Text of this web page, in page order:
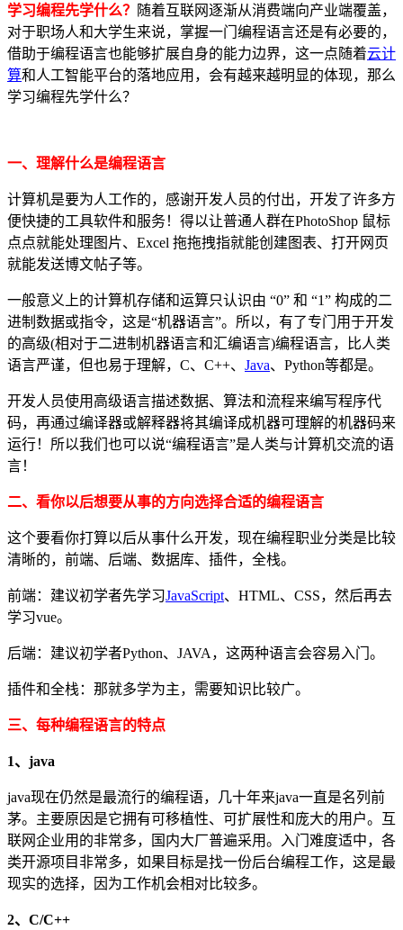
学习编程先学什么？ 随着互联网逐渐从消费端向产业端覆盖，
对于职场人和大学生来说，掌握一门编程语言还是有必要的，
借助于编程语言也能够扩展自身的能力边界，这一点随着云计
算和人工智能平台的落地应用，会有越来越明显的体现，那么
学习编程先学什么？
一、理解什么是编程语言
计算机是要为人工作的，感谢开发人员的付出，开发了许多方
便快捷的工具软件和服务！得以让普通人群在PhotoShop 鼠标
点点就能处理图片、Excel 拖拖拽指就能创建图表、打开网页
就能发送博文帖子等。
一般意义上的计算机存储和运算只认识由 “0” 和 “1” 构成的二
进制数据或指令，这是“机器语言”。所以，有了专门用于开发
的高级(相对于二进制机器语言和汇编语言)编程语言，比人类
语言严谨，但也易于理解，C、C++、 Java、Python等都是。
开发人员使用高级语言描述数据、算法和流程来编写程序代
码，再通过编译器或解释器将其编译成机器可理解的机器码来
运行！所以我们也可以说“编程语言”是人类与计算机交流的语
言！
二、看你以后想要从事的方向选择合适的编程语言
这个要看你打算以后从事什么开发，现在编程职业分类是比较
清晰的，前端、后端、数据库、插件，全栈。
前端：建议初学者先学习JavaScript、HTML、CSS，然后再去
学习vue。
后端：建议初学者Python、JAVA，这两种语言会容易入门。
插件和全栈：那就多学为主，需要知识比较广。
三、每种编程语言的特点
1、java
java现在仍然是最流行的编程语，几十年来java一直是名列前
茅。主要原因是它拥有可移植性、可扩展性和庞大的用户。互
联网企业用的非常多，国内大厂普遍采用。入门难度适中，各
类开源项目非常多，如果目标是找一份后台编程工作，这是最
现实的选择，因为工作机会相对比较多。
2、C/C++